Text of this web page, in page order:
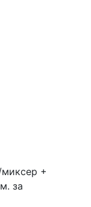
+
за